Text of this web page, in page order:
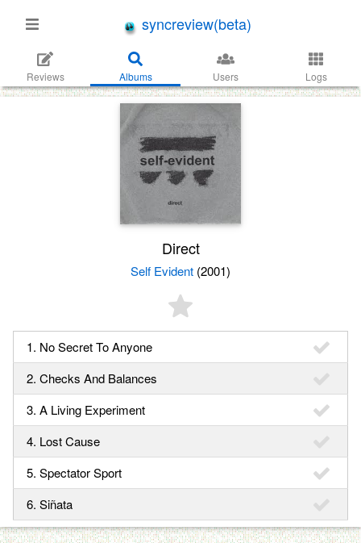
syncreview(beta)
Reviews Albums Users Logs
Direct
Self Evident (2001)
1. No Secret To Anyone
2. Checks And Balances
3. A Living Experiment
4. Lost Cause
5. Spectator Sport
6. Siñata